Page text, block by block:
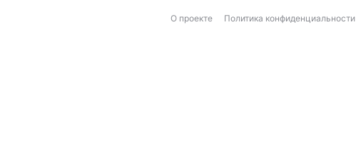
О проекте Политика конфиденциальности